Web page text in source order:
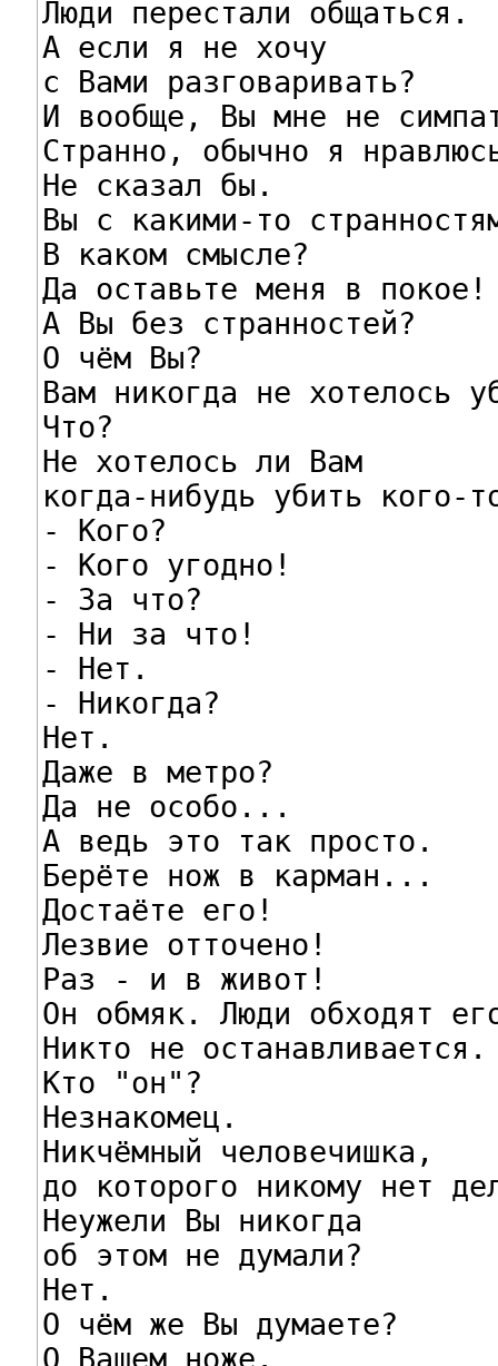
Люди перестали общаться.
А если я не хочу
с Вами разговаривать?
И вообще, Вы мне не
Странно, обычно я
Не сказал бы.
Вы с какими-то
В каком смысле?
Да оставьте меня в покое!
А Вы без странностей?
О чём Вы?
Вам никогда не хотелось
Что?
Не хотелось ли Вам
когда-нибудь убить кого-
- Кого?
- Кого угодно!
- За что?
- Ни за что!
- Нет.
- Никогда?
Нет.
Даже в метро?
Да не особо...
А ведь это так просто.
Берёте нож в карман...
Достаёте его!
Лезвие отточено!
Раз - и в живот!
Он обмяк. Люди обходят
Никто не останавливается.
Кто "он"?
Незнакомец.
Никчёмный человечишка,
до которого никому нет
Неужели Вы никогда
об этом не думали?
Нет.
О чём же Вы думаете?
О Вашем ноже.